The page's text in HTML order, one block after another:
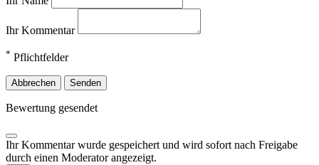
Ihr Kommentar
* Pflichtfelder
Abbrechen Senden
Bewertung gesendet
Ihr Kommentar wurde gespeichert und wird sofort nach Freigabe
durch einen Moderator angezeigt.